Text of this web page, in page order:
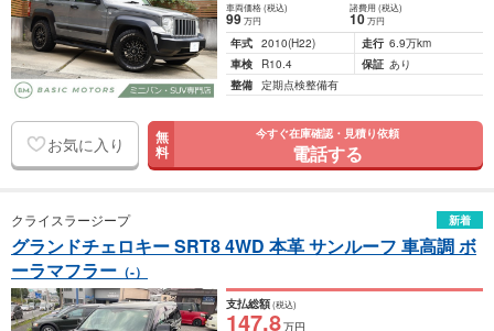
車両価格(税込)
99万円
諸費用 (税込)
10 万円
年式 2010(H22) 走行 6.9万km
車検
R10.4 保証 あり
整備 定期点検整備有
お気に入り 無
料
今すぐ在庫確認・見積り依頼
電話する
クライスラージープ 新着
グランドチェロキー SRT8 4WD 本革 サンルーフ 車高調 ボ
ーラマフラー （-）
支払総額(税込)
147.8万円